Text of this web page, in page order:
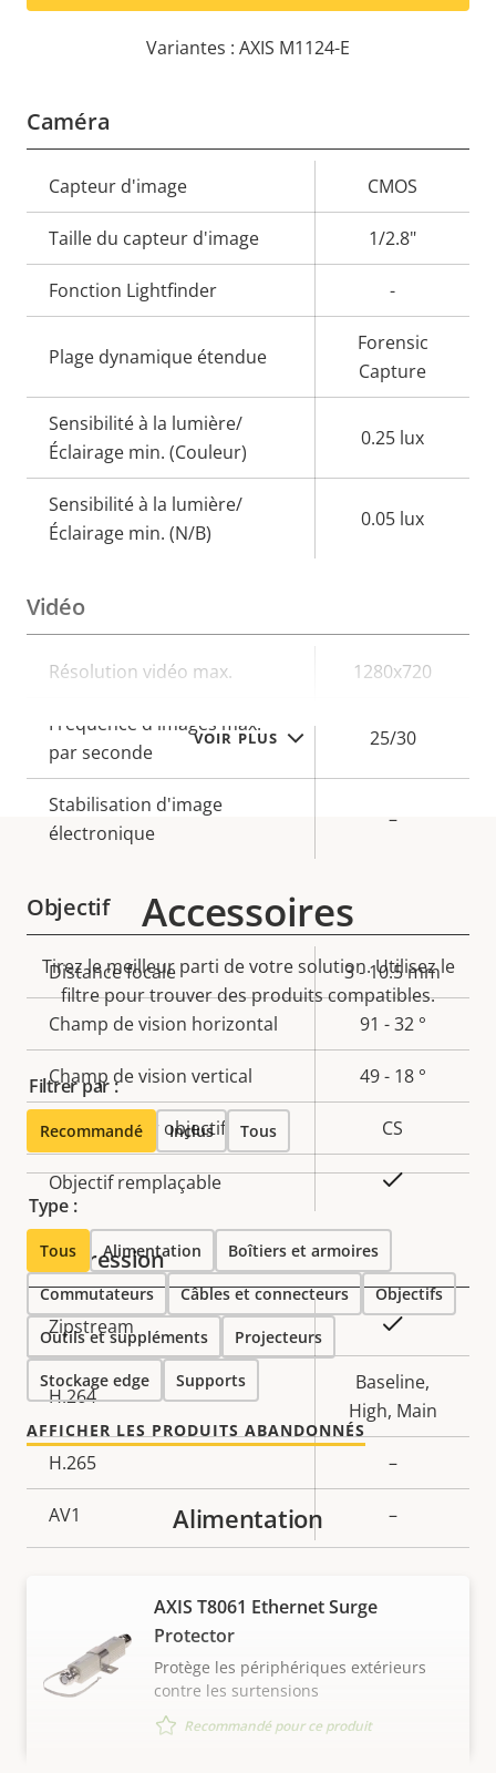
VOIR PLUS
Variantes : AXIS M1124-E
Caméra
Description
de la
propriété
la
propriété
Capteur d'image CMOS
Taille du capteur d'image 1/2.8"
Fonction Lightfinder -
Plage dynamique étendue
Forensic
Capture
Sensibilité à la lumière/
Éclairage min. (Couleur)
0.25 lux
Sensibilité à la lumière/
Éclairage min. (N/B)
0.05 lux
Vidéo
Description
propriété
Valeur de
propriété
Résolution vidéo max. 1280x720
Fréquence d'images max.
par seconde
25/30
Stabilisation d'image
électronique
–
Objectif
Description
de la
propriété
Valeur de
la
propriété
Distance focale 3 - 10.5 mm
Champ de vision horizontal 91 - 32 °
Champ de vision vertical 49 - 18 °
Fixation pour objectif CS
Objectif remplaçable Oui
Compression
Description
de la
propriété
Valeur de
la
propriété
Zipstream
H.264
Baseline,
High, Main
H.265 –
AV1 –
Description
de la
la
Prise en charge audio
Réseau
Accessoires
Tirez le meilleur parti de votre solution. Utilisez le
filtre pour trouver des produits compatibles.
Filtrer par :
Recommandé Inclus Tous
Type :
Tous Alimentation Boîtiers et armoires
Commutateurs Câbles et connecteurs Objectifs
Outils et suppléments Projecteurs
Stockage edge Supports
AFFICHER LES PRODUITS ABANDONNÉS
Alimentation
AXIS T8061 Ethernet Surge
Protector
Protège les périphériques extérieurs
contre les surtensions
Recommandé pour ce produit